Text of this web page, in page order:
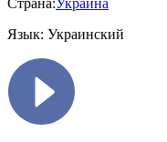
Страна:Украина
Язык: Украинский